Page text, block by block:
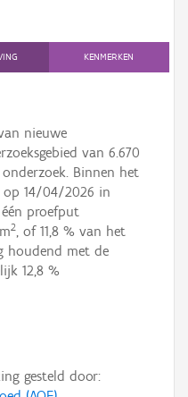
KENMERKEN
nieuwe
van 6.670
Binnen het
op 14/04/2026 in
proefput
2, of 11,8 % van het
houdend met de
12,8 %
gesteld door: